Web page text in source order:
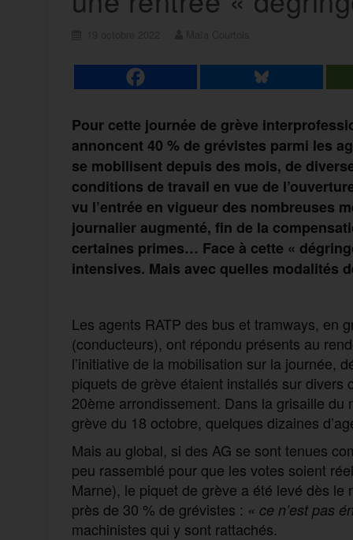
Pour cette journée de grève
annoncent 40 % de grévistes parmi les
se mobilisent depuis des mois, de
conditions de travail en vue de
vu l’entrée en vigueur des nombreuses
journalier augmenté, fin de la
certaines primes… Face à cette «
intensives. Mais avec quelles modalités
Les agents RATP des bus et tramways, en
(conducteurs), ont répondu présents au
l’initiative de la mobilisation sur la journée,
piquets de grève étaient installés sur divers
20ème arrondissement. Dans la grisaille du
grève du 18 octobre, quelques dizaines
Mais au global, si des AG se sont tenues
peu rassemblé pour que les votes soient
Marne), le piquet de grève a été levé dès
près de 30 % de grévistes : « ce n’est pas
machinistes qui y sont rattachés.